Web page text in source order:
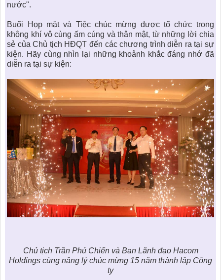
nước".
Buổi Họp mặt và Tiệc chúc mừng được tổ chức trong
không khí vô cùng ấm cúng và thân mật, từ những lời chia
sẻ của Chủ tịch HĐQT đến các chương trình diễn ra tại sự
kiện. Hãy cùng nhìn lại những khoảnh khắc đáng nhớ đã
diễn ra tại sự kiện:
Chủ tịch Trần Phú Chiến và Ban Lãnh đạo Hacom
Holdings cùng nâng lý chúc mừng 15 năm thành lập Công
ty